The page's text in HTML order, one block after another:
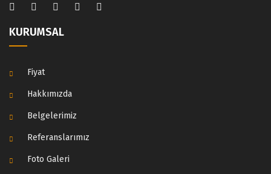
KURUMSAL
Fiyat
Hakkımızda
Belgelerimiz
Referanslarımız
Foto Galeri